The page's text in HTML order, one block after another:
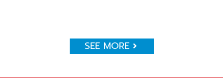
SEE MORE